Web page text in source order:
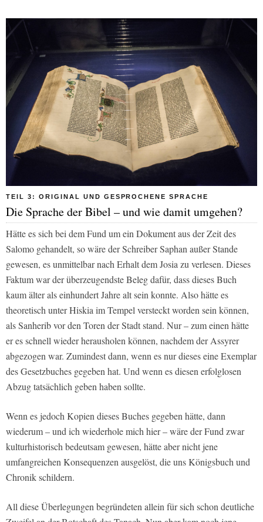
TEIL 3: ORIGINAL UND GESPROCHENE SPRACHE
Die Sprache der Bibel – und wie damit umgehen?
Hätte es sich bei dem Fund um ein Dokument aus der Zeit des
Salomo gehandelt, so wäre der Schreiber Saphan außer Stande
gewesen, es unmittelbar nach Erhalt dem Josia zu verlesen. Dieses
Faktum war der überzeugendste Beleg dafür, dass dieses Buch
kaum älter als einhundert Jahre alt sein konnte. Also hätte es
theoretisch unter Hiskia im Tempel versteckt worden sein können,
als Sanherib vor den Toren der Stadt stand. Nur – zum einen hätte
er es schnell wieder herausholen können, nachdem der Assyrer
abgezogen war. Zumindest dann, wenn es nur dieses eine Exemplar
des Gesetzbuches gegeben hat. Und wenn es diesen erfolglosen
Abzug tatsächlich geben haben sollte.
Wenn es jedoch Kopien dieses Buches gegeben hätte, dann
wiederum – und ich wiederhole mich hier – wäre der Fund zwar
kulturhistorisch bedeutsam gewesen, hätte aber nicht jene
umfangreichen Konsequenzen ausgelöst, die uns Königsbuch und
Chronik schildern.
All diese Überlegungen begründeten allein für sich schon deutliche